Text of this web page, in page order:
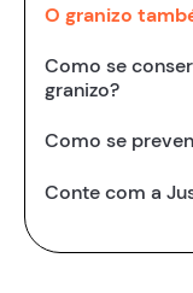
O granizo
Como se
granizo?
Como se
Conte com a